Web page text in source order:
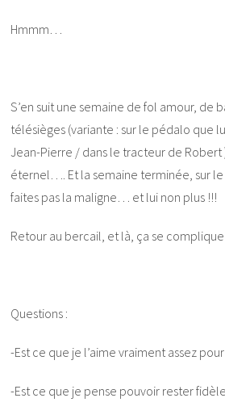
Hmmm…
S’en suit une semaine de fol amour, de
télésièges (variante : sur le pédalo que
Jean-Pierre / dans le tracteur de Robert
éternel…. Et la semaine terminée, sur le
faites pas la maligne… et lui non plus !!!
Retour au bercail, et là, ça se
Questions :
-Est ce que je l’aime vraiment assez
-Est ce que je pense pouvoir rester